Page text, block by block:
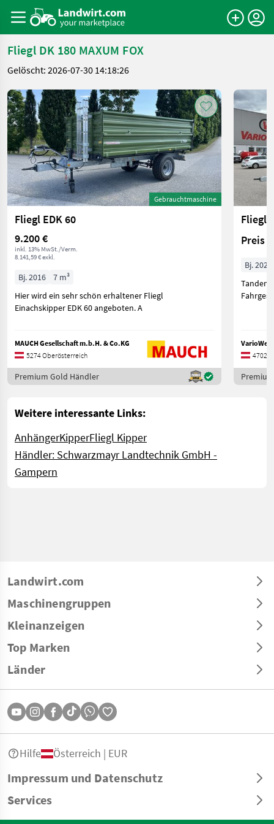
Fliegl DK 180 MAXUM FOX
Gelöscht: 2026-07-30 14:18:26
Gebrauchtmaschine
Fliegl EDK 60
9.200 €
inkl. 13% MwSt./Verm.
8.141,59 € exkl.
Bj. 2016
7 m³
Hier wird ein sehr schön erhaltener Fliegl
Einachskipper EDK 60 angeboten. A
MAUCH Gesellschaft m.b.H. & Co.KG
5274 Oberösterreich
Premium Gold Händler
Fliegl
Preis
Bj. 2026
Tandem-
VarioWelt
4702
Weitere interessante Links:
AnhängerKipperFliegl Kipper
Händler: Schwarzmayr Landtechnik GmbH -
Gampern
Landwirt.com
Maschinengruppen
Kleinanzeigen
Top Marken
Länder
Impressum und Datenschutz
Services
Hilfe Österreich | EUR